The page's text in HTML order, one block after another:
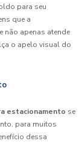
para seu
que a
não apenas atende
o apelo visual do
estacionamento se
para muitos
dessa